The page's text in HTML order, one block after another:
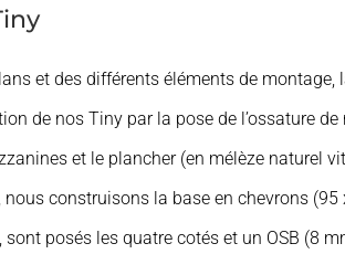
et des différents éléments de
de nos Tiny par la pose de l’ossature
et le plancher (en mélèze naturel
construisons la base en chevrons
posés les quatre cotés et un OSB (8